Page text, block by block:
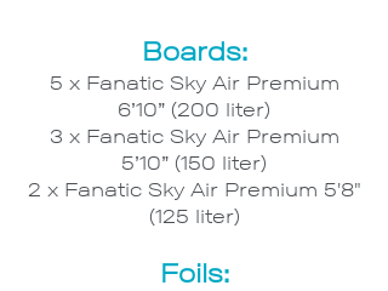
Boards:
5 x Fanatic Sky Air Premium
6’10” (200 liter)
3 x Fanatic Sky Air Premium
5’10” (150 liter)
2 x Fanatic Sky Air Premium 5'8"
(125 liter)
Foils: